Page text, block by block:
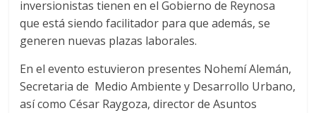
inversionistas tienen en el Gobierno de Reynosa
que está siendo facilitador para que además, se
generen nuevas plazas laborales.
En el evento estuvieron presentes Nohemí Alemán,
Secretaria de Medio Ambiente y Desarrollo Urbano,
así como César Raygoza, director de Asuntos